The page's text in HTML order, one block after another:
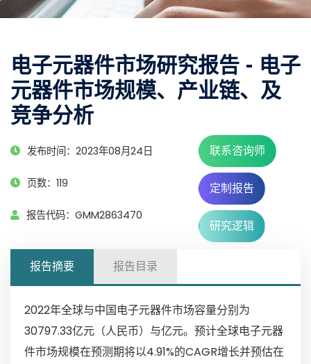
电子元器件市场研究报告 - 电子
元器件市场规模、产业链、及
竞争分析
发布时间：2023年08月24日
页数：119
报告代码：GMM2863470
联系咨询师
定制报告
研究逻辑
报告摘要 报告目录
2022年全球与中国电子元器件市场容量分别为
30797.33亿元（人民币）与亿元。预计全球电子元器
件市场规模在预测期将以4.91%的CAGR增长并预估在